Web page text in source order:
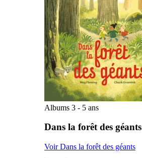
Albums 3 - 5 ans
Dans la forêt des géants
Voir Dans la forêt des géants